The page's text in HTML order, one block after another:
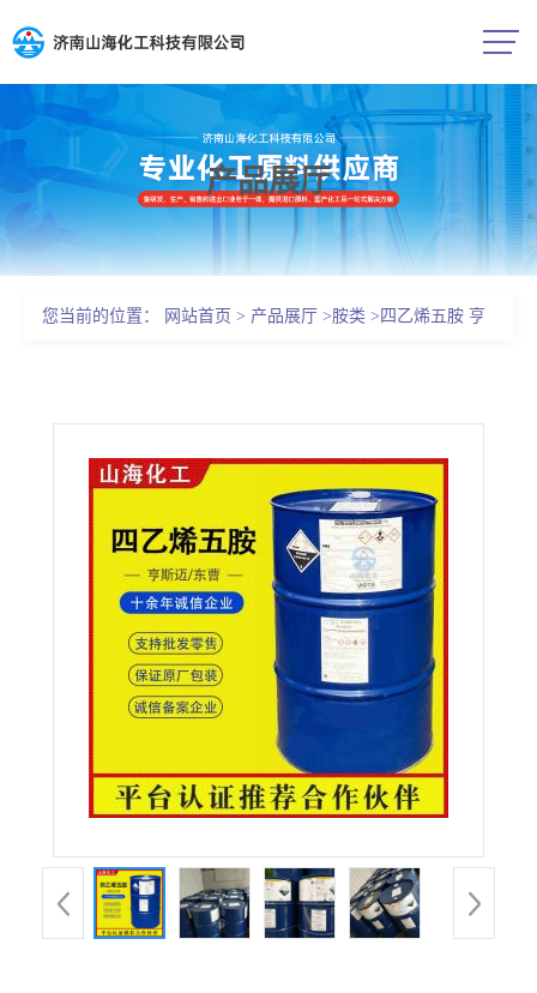
公司首页
产品展厅
证书荣誉
产品展厅
您当前的位置： 网站首页 > 产品展厅 >胺类 > 四乙烯五胺 亨